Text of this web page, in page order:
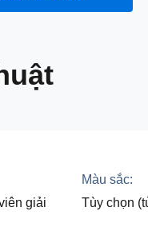
giải
Màu sắc:
Tùy chọn